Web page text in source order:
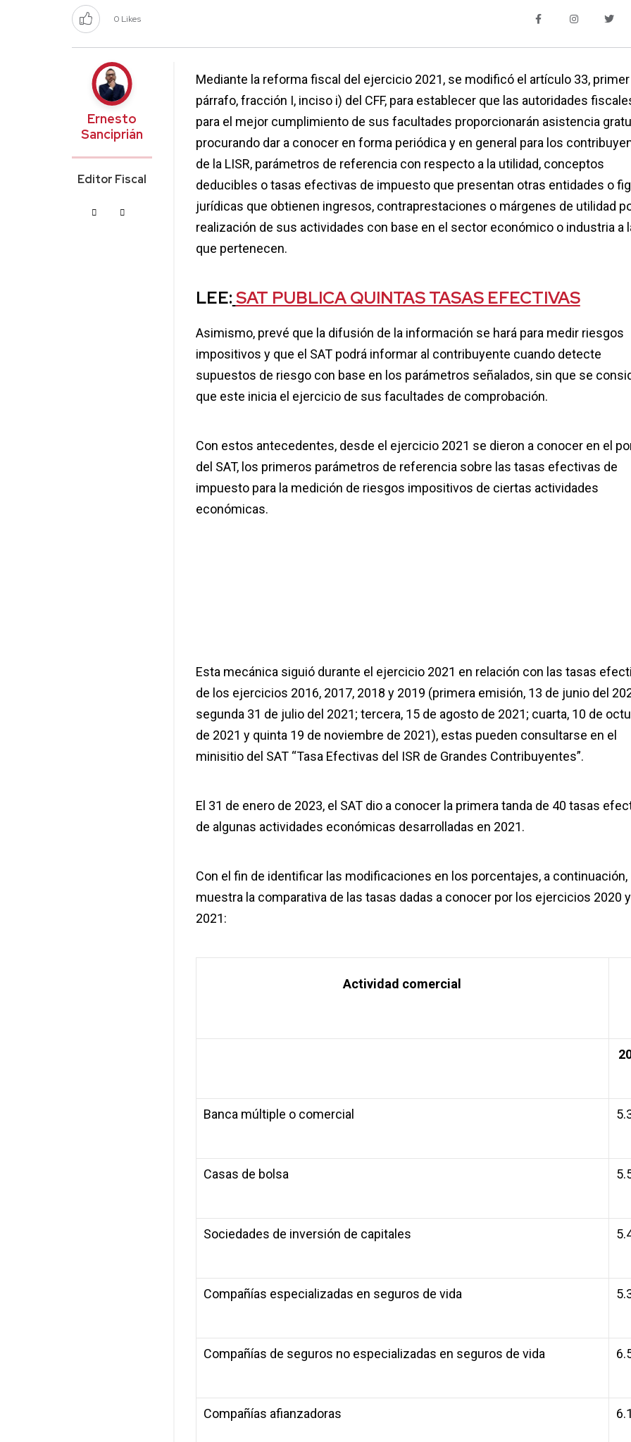
0 Likes
Ernesto
Sanciprián
Editor Fiscal
Mediante la reforma fiscal del ejercicio 2021, se modificó el artículo 33, primer
párrafo, fracción I, inciso i) del CFF, para establecer que las autoridades
para el mejor cumplimiento de sus facultades proporcionarán asistencia
procurando dar a conocer en forma periódica y en general para los
de la LISR, parámetros de referencia con respecto a la utilidad, conceptos
deducibles o tasas efectivas de impuesto que presentan otras entidades o
jurídicas que obtienen ingresos, contraprestaciones o márgenes de utilidad
realización de sus actividades con base en el sector económico o industria a
que pertenecen.
LEE:SAT PUBLICA QUINTAS TASAS EFECTIVAS
Asimismo, prevé que la difusión de la información se hará para medir riesgos
impositivos y que el SAT podrá informar al contribuyente cuando detecte
supuestos de riesgo con base en los parámetros señalados, sin que se
que este inicia el ejercicio de sus facultades de comprobación.
Con estos antecedentes, desde el ejercicio 2021 se dieron a conocer en el
del SAT, los primeros parámetros de referencia sobre las tasas efectivas de
impuesto para la medición de riesgos impositivos de ciertas actividades
económicas.
Esta mecánica siguió durante el ejercicio 2021 en relación con las tasas
de los ejercicios 2016, 2017, 2018 y 2019 (primera emisión, 13 de junio del
segunda 31 de julio del 2021; tercera, 15 de agosto de 2021; cuarta, 10 de
de 2021 y quinta 19 de noviembre de 2021), estas pueden consultarse en el
minisitio del SAT “Tasa Efectivas del ISR de Grandes Contribuyentes”.
El 31 de enero de 2023, el SAT dio a conocer la primera tanda de 40 tasas
de algunas actividades económicas desarrolladas en 2021.
Con el fin de identificar las modificaciones en los porcentajes, a continuación,
muestra la comparativa de las tasas dadas a conocer por los ejercicios 2020 y
2021:
Actividad comercial
Banca múltiple o comercial
Casas de bolsa
Sociedades de inversión de capitales
Compañías especializadas en seguros de vida
Compañías de seguros no especializadas en seguros de vida
Compañías afianzadoras